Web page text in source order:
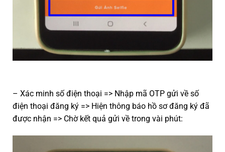
– Xác minh số điện thoại => Nhập mã OTP gửi về số
điện thoại đăng ký => Hiện thông báo hồ sơ đăng ký đã
được nhận => Chờ kết quả gửi về trong vài phút: